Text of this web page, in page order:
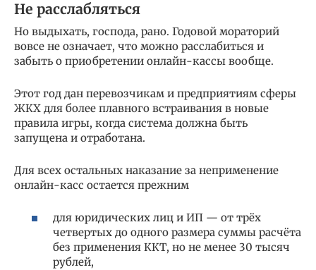
Не расслабляться
Но выдыхать, господа, рано. Годовой мораторий
вовсе не означает, что можно расслабиться и
забыть о приобретении онлайн-кассы вообще.
Этот год дан перевозчикам и предприятиям сферы
ЖКХ для более плавного встраивания в новые
правила игры, когда система должна быть
запущена и отработана.
Для всех остальных наказание за неприменение
онлайн-касс остается прежним
для юридических лиц и ИП — от трёх
четвертых до одного размера суммы расчёта
без применения ККТ, но не менее 30 тысяч
рублей,